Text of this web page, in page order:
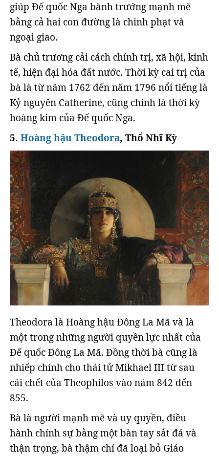
giúp Đế quốc Nga bành trướng mạnh mẽ
bằng cả hai con đường là chinh phạt và
ngoại giao.
Bà chủ trương cải cách chính trị, xã hội, kinh
tế, hiện đại hóa đất nước. Thời kỳ cai trị của
bà là từ năm 1762 đến năm 1796 nổi tiếng là
Kỷ nguyên Catherine, cũng chính là thời kỳ
hoàng kim của Đế quốc Nga.
5. Hoàng hậu Theodora, Thổ Nhĩ Kỳ
Theodora là Hoàng hậu Đông La Mã và là
một trong những người quyền lực nhất của
Đế quốc Đông La Mã. Đồng thời bà cũng là
nhiếp chính cho thái tử Mikhael III từ sau
cái chết của Theophilos vào năm 842 đến
855.
Bà là người mạnh mẽ và uy quyền, điều
hành chính sự bằng một bàn tay sắt đá và
thận trọng, bà thậm chí đã loại bỏ Giáo